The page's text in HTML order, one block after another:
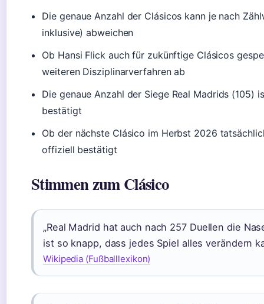
Die genaue Anzahl der Clásicos kann je nach
inklusive) abweichen
Ob Hansi Flick auch für zukünftige Clásicos
weiteren Disziplinarverfahren ab
Die genaue Anzahl der Siege Real Madrids (105)
bestätigt
Ob der nächste Clásico im Herbst 2026
offiziell bestätigt
Stimmen zum Clásico
„Real Madrid hat auch nach 257 Duellen die
ist so knapp, dass jedes Spiel alles verändern
Wikipedia (Fußballlexikon)